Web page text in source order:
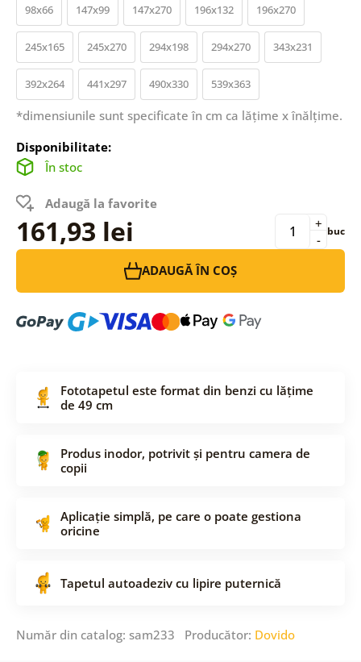
98x66 147x99 147x270 196x132 196x270
245x165 245x270 294x198 294x270 343x231
392x264 441x297 490x330 539x363
*dimensiunile sunt specificate în cm ca lățime x înălțime.
Disponibilitate:
În stoc
Adaugă la favorite
161,93 lei -
+ buc
ADAUGĂ ÎN COȘ
Fototapetul este format din benzi cu lățime
de 49 cm
Produs inodor, potrivit și pentru camera de
copii
Aplicație simplă, pe care o poate gestiona
oricine
Tapetul autoadeziv cu lipire puternică
Număr din catalog: sam233 Producător: Dovido